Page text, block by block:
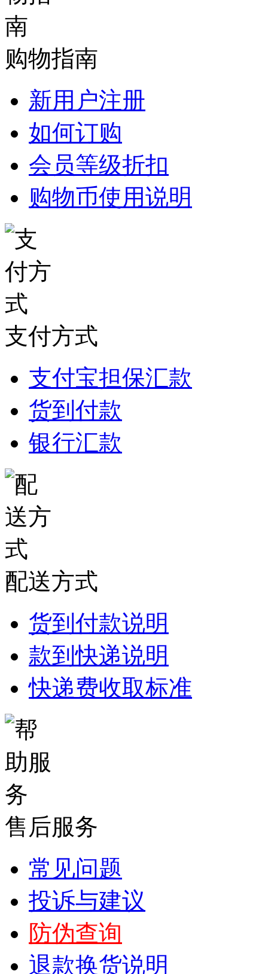
购物指南
新用户注册
如何订购
会员等级折扣
购物币使用说明
支付方式
支付宝担保汇款
货到付款
银行汇款
配送方式
货到付款说明
款到快递说明
快递费收取标准
售后服务
常见问题
投诉与建议
防伪查询
退款换货说明